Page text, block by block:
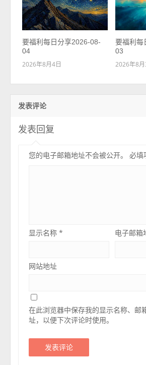
要福利每日分享2026-08-
04
2026年8月4日
要福利每
03
2026年8月
发表评论
发表回复
您的电子邮箱地址不会被公开。 必填
显示名称* 电子邮
网站地址
在此浏览器中保存我的显示名称、邮
址，以便下次评论时使用。